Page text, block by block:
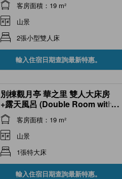
客房面積：19 m²
山景
2張小型雙人床
輸入住宿日期查詢最新特惠。
別棟觀月亭 華之里 雙人大床房
+露天風呂 (Double Room with
Open-air Bath (Hana-no-Sato
Type, Hanare Kangetsutei) )
...
客房面積：19 m²
山景
1張特大床
輸入住宿日期查詢最新特惠。